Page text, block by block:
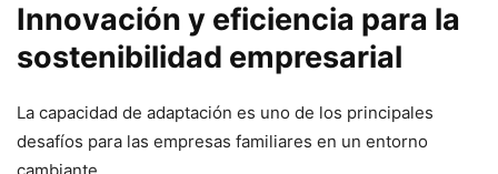
Innovación y eficiencia para la
sostenibilidad empresarial
La capacidad de adaptación es uno de los principales
desafíos para las empresas familiares en un entorno